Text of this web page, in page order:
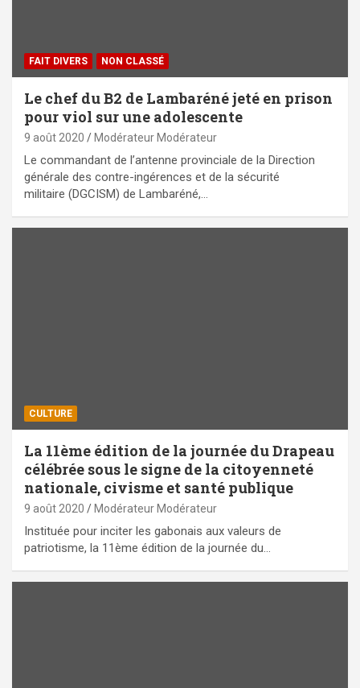
FAIT DIVERS NON CLASSÉ
Le chef du B2 de Lambaréné jeté en prison
pour viol sur une adolescente
9 août 2020 Modérateur Modérateur
Le commandant de l’antenne provinciale de la Direction
générale des contre-ingérences et de la sécurité
militaire (DGCISM) de Lambaréné,…
CULTURE
La 11ème édition de la journée du Drapeau
célébrée sous le signe de la citoyenneté
nationale, civisme et santé publique
9 août 2020 Modérateur Modérateur
Instituée pour inciter les gabonais aux valeurs de
patriotisme, la 11ème édition de la journée du…